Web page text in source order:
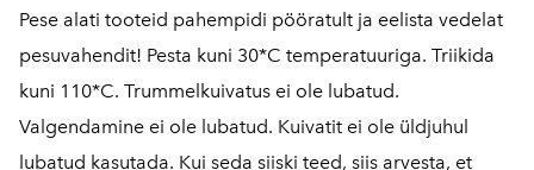
Pese alati tooteid pahempidi pööratult ja eelista vedelat
pesuvahendit! Pesta kuni 30*C temperatuuriga. Triikida
kuni 110*C. Trummelkuivatus ei ole lubatud.
Valgendamine ei ole lubatud. Kuivatit ei ole üldjuhul
lubatud kasutada. Kui seda siiski teed, siis arvesta, et